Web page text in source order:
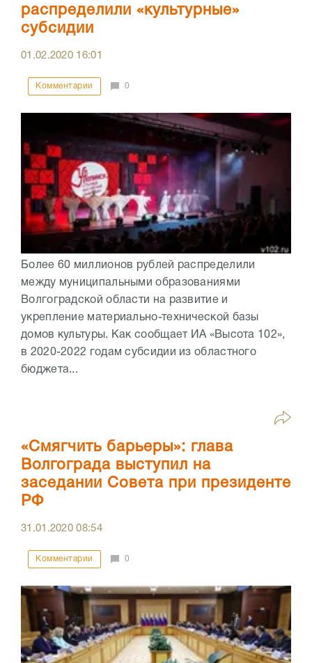
распределили «культурные»
субсидии
01.02.2020 16:01
Комментарии 0
Более 60 миллионов рублей распределили
между муниципальными образованиями
Волгоградской области на развитие и
укрепление материально-технической базы
домов культуры. Как сообщает ИА «Высота 102»,
в 2020-2022 годам субсидии из областного
бюджета...
«Смягчить барьеры»: глава
Волгограда выступил на
заседании Совета при президенте
РФ
31.01.202008:54
Комментарии 0